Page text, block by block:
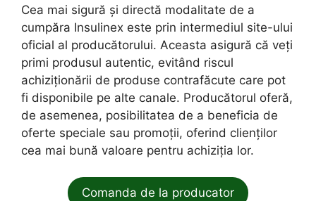
Cea mai sigură și directă modalitate de a
cumpăra Insulinex este prin intermediul site-ului
oficial al producătorului. Aceasta asigură că veți
primi produsul autentic, evitând riscul
achiziționării de produse contrafăcute care pot
fi disponibile pe alte canale. Producătorul oferă,
de asemenea, posibilitatea de a beneficia de
oferte speciale sau promoții, oferind clienților
cea mai bună valoare pentru achiziția lor.
Comanda de la producator